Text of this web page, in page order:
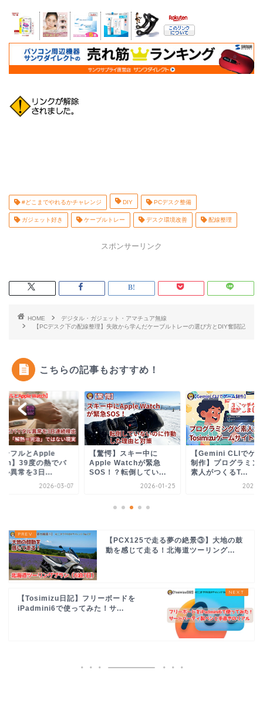
#どこまでやれるかチャレンジ DIY PCデスク整備
ガジェット好き ケーブルトレー デスク環境改善 配線整理
スポンサーリンク
HOME
デジタル・ガジェット・アマチュア無線
【PCデスク下の配線整理】失敗から学んだケーブルトレーの選び方とDIY奮闘記
こちらの記事もおすすめ！
ンフルとApple
】39度の熱でバ
ル異常を3日...
2026-03-07
【驚愕】スキー中に
Apple Watchが緊急
SOS！？転倒してい...
2026-01-25
【Gemini CLIでゲ
制作】プログラミン
素人がつくるT...
2025-
【PCX125で走る夢の絶景③】大地の鼓
動を感じて走る！北海道ツーリング...
【Tosimizu日記】フリーボードを
iPadmini6で使ってみた！サ...